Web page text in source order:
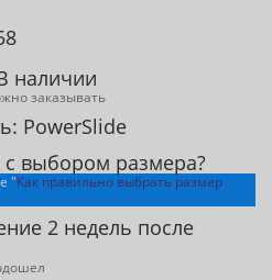
наличии
заказывать
PowerSlide
с выбором размера?
"Как правильно выбрать размер
2 недель после